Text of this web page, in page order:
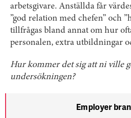
arbetsgivare. Anställda får
”god relation med chefen” och
tillfrågas bland annat om hur
personalen, extra utbildningar
Hur kommer det sig att ni ville
undersökningen?
Employer